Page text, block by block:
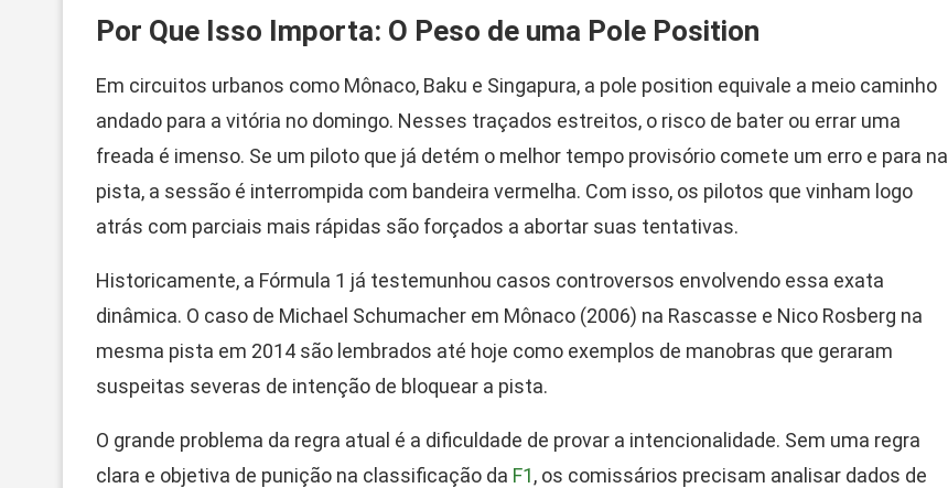
Por Que Isso Importa: O Peso de uma Pole Position
Em circuitos urbanos como Mônaco, Baku e Singapura, a pole position equivale a meio caminho
andado para a vitória no domingo. Nesses traçados estreitos, o risco de bater ou errar uma
freada é imenso. Se um piloto que já detém o melhor tempo provisório comete um erro e para na
pista, a sessão é interrompida com bandeira vermelha. Com isso, os pilotos que vinham logo
atrás com parciais mais rápidas são forçados a abortar suas tentativas.
Historicamente, a Fórmula 1 já testemunhou casos controversos envolvendo essa exata
dinâmica. O caso de Michael Schumacher em Mônaco (2006) na Rascasse e Nico Rosberg na
mesma pista em 2014 são lembrados até hoje como exemplos de manobras que geraram
suspeitas severas de intenção de bloquear a pista.
O grande problema da regra atual é a dificuldade de provar a intencionalidade. Sem uma regra
clara e objetiva de punição na classificação da F1, os comissários precisam analisar dados de